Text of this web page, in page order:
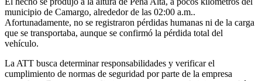
municipio de Camargo, alrededor de las 02:00 a.m..
Afortunadamente, no se registraron pérdidas humanas ni de la carga
que se transportaba, aunque se confirmó la pérdida total del
vehículo.
La ATT busca determinar responsabilidades y verificar el
cumplimiento de normas de seguridad por parte de la empresa